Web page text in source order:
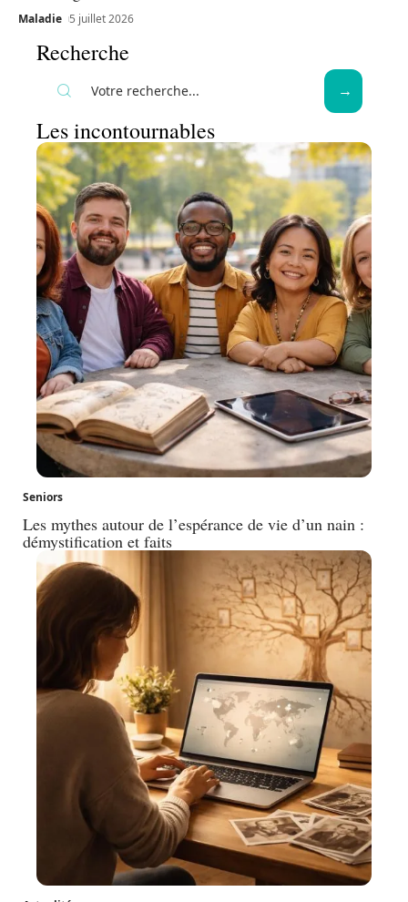
Maladie 5 juillet 2026
Recherche
Les incontournables
Seniors
Les mythes autour de l’espérance de vie d’un nain :
démystification et faits